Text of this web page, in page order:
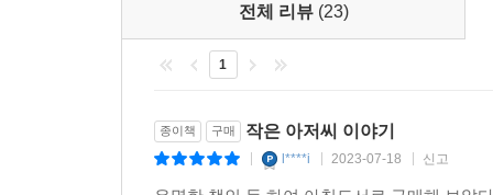
전체 리뷰 (23)
1
종이책 구매 작은 아저씨 이야기
l****i 2023-07-18 신고